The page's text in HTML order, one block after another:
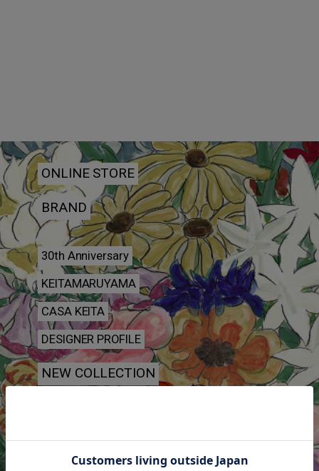
ONLINE STORE
BRAND
30th Anniversary
KEITAMARUYAMA
CASA KEITA
DESIGNER PROFILE
NEW COLLECTION
SHOP LIST